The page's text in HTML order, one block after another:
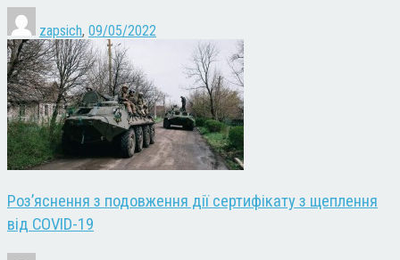
zapsich, 09/05/2022
Роз’яснення з подовження дії сертифікату з щеплення
від COVID-19